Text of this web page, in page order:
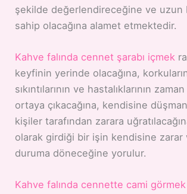
şekilde değerlendireceğine ve uzun
sahip olacağına alamet etmektedir.
Kahve falında cennet şarabı içmek
keyfinin yerinde olacağına,
sıkıntılarının ve hastalıklarının
ortaya çıkacağına, kendisine
kişiler tarafından zarara
olarak girdiği bir işin kendisine zarar
duruma döneceğine yorulur.
Kahve falında cennette cami görmek